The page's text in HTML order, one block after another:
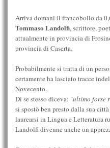
Arriva domani il francobollo da
Tommaso Landolfi, scrittore,
attualmente in provincia di
provincia di Caserta.
Probabilmente si tratta di un
certamente ha lasciato tracce
Novecento.
Di se stesso diceva: "ultimo forse
si spostò ben presto dalla sua
laurearsi in Lingua e Letteratura
Landolfi divenne anche un